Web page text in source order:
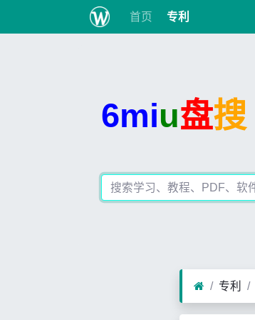
首页 专利
6miu盘搜
专利